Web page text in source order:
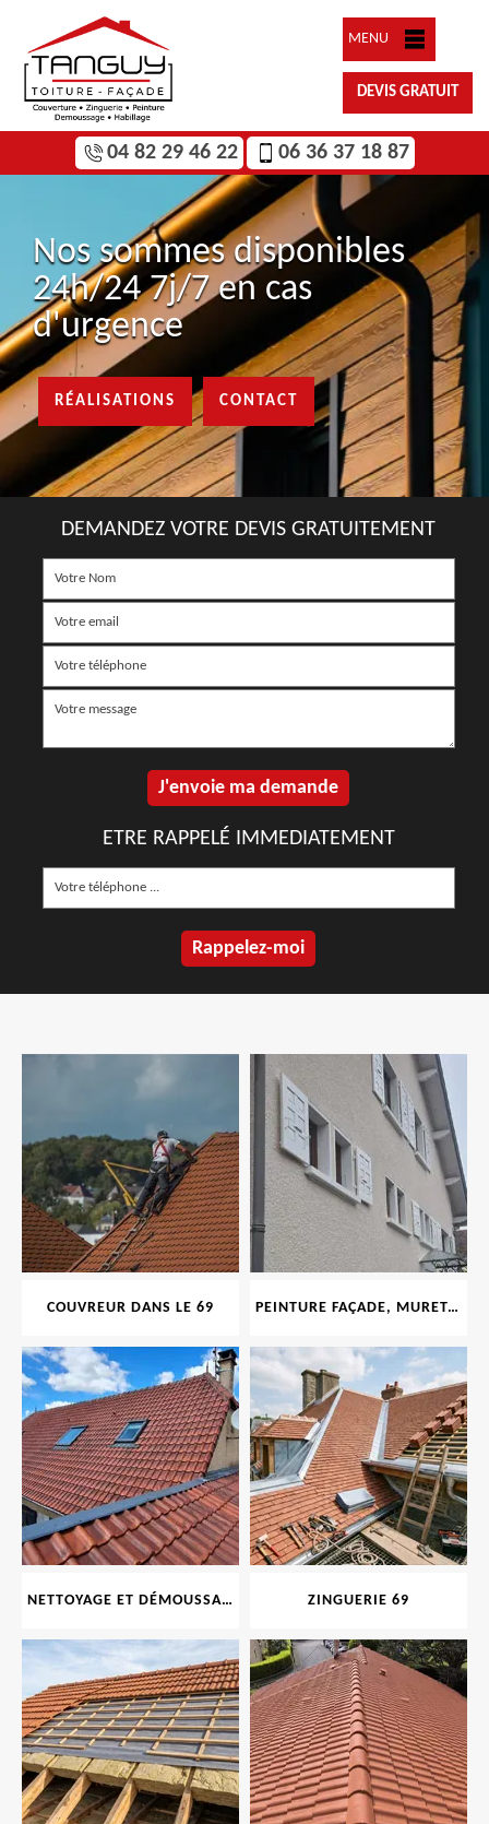
MENU
DEVIS GRATUIT
04 82 29 46 22 06 36 37 18 87
Nos sommes disponibles
24h/24 7j/7 en cas
d'urgence
RÉALISATIONS CONTACT
DEMANDEZ VOTRE DEVIS GRATUITEMENT
ETRE RAPPELÉ IMMEDIATEMENT
COUVREUR DANS LE 69 PEINTURE FAÇADE, MURET, TOITURE, BOISERIE, FERRONERIE, GOUTTIÈRE 69
NETTOYAGE ET DÉMOUSSAGE DE TOITURE ET FAÇADE 69 ZINGUERIE 69